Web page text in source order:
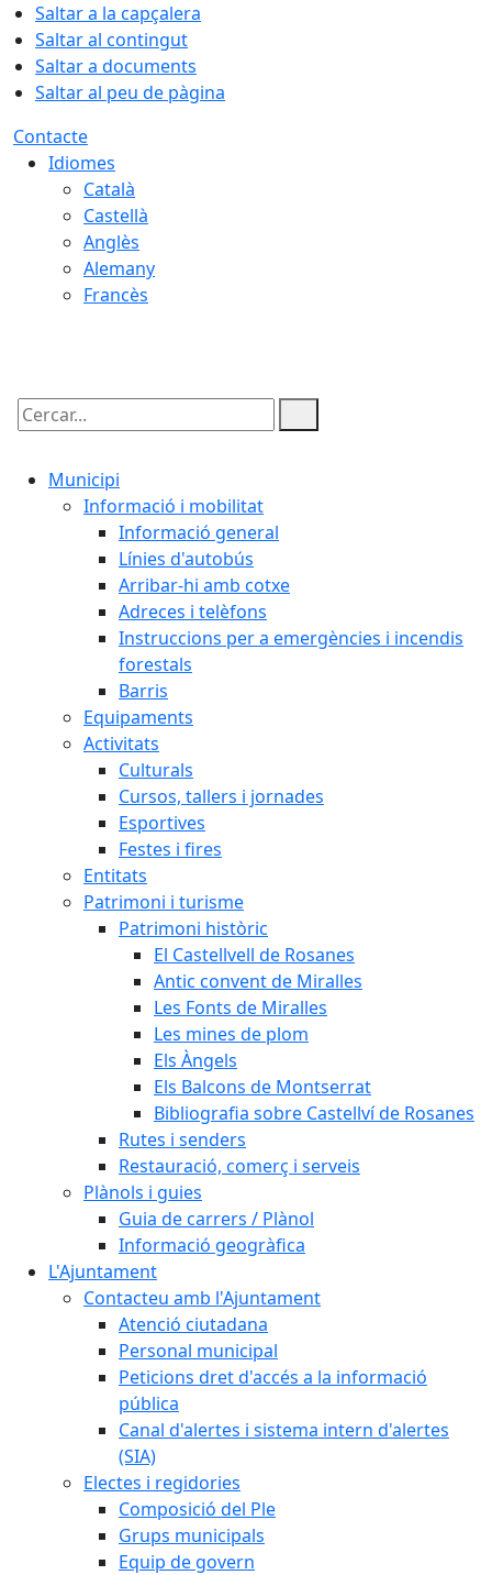
Saltar a la capçalera
Saltar al contingut
Saltar a documents
Saltar al peu de pàgina
Contacte
Idiomes
Català
Castellà
Anglès
Alemany
Francès
Cercar:
Municipi
Informació i mobilitat
Informació general
Línies d'autobús
Arribar-hi amb cotxe
Adreces i telèfons
Instruccions per a emergències i incendis
forestals
Barris
Equipaments
Activitats
Culturals
Cursos, tallers i jornades
Esportives
Festes i fires
Entitats
Patrimoni i turisme
Patrimoni històric
El Castellvell de Rosanes
Antic convent de Miralles
Les Fonts de Miralles
Les mines de plom
Els Àngels
Els Balcons de Montserrat
Bibliografia sobre Castellví de Rosanes
Rutes i senders
Restauració, comerç i serveis
Plànols i guies
Guia de carrers / Plànol
Informació geogràfica
L'Ajuntament
Contacteu amb l'Ajuntament
Atenció ciutadana
Personal municipal
Peticions dret d'accés a la informació
pública
Canal d'alertes i sistema intern d'alertes
(SIA)
Electes i regidories
Composició del Ple
Grups municipals
Equip de govern